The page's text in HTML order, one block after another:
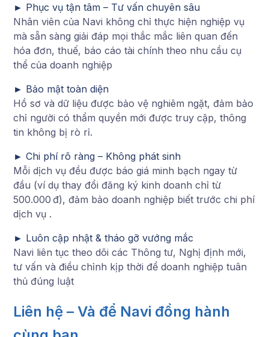
► Phục vụ tận tâm – Tư vấn chuyên sâu
Nhân viên của Navi không chỉ thực hiện nghiệp vụ
mà sẵn sàng giải đáp mọi thắc mắc liên quan đến
hóa đơn, thuế, báo cáo tài chính theo nhu cầu cụ
thể của doanh nghiệp
► Bảo mật toàn diện
Hồ sơ và dữ liệu được bảo vệ nghiêm ngặt, đảm bảo
chỉ người có thẩm quyền mới được truy cập, thông
tin không bị rò rỉ.
► Chi phí rõ ràng – Không phát sinh
Mỗi dịch vụ đều được báo giá minh bạch ngay từ
đầu (ví dụ thay đổi đăng ký kinh doanh chỉ từ
500.000 đ), đảm bảo doanh nghiệp biết trước chi phí
dịch vụ .
► Luôn cập nhật & tháo gỡ vướng mắc
Navi liên tục theo dõi các Thông tư, Nghị định mới,
tư vấn và điều chỉnh kịp thời để doanh nghiệp tuân
thủ đúng luật
Liên hệ – Và để Navi đồng hành